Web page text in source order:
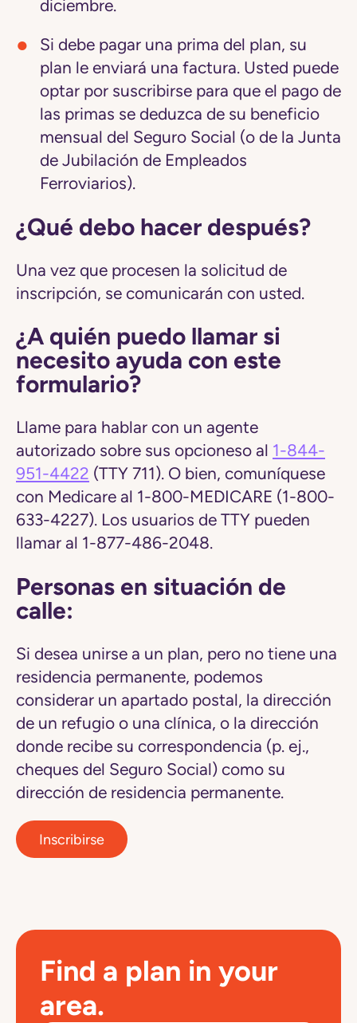
diciembre.
Si debe pagar una prima del plan, su
plan le enviará una factura. Usted puede
optar por suscribirse para que el pago de
las primas se deduzca de su beneficio
mensual del Seguro Social (o de la Junta
de Jubilación de Empleados
Ferroviarios).
¿Qué debo hacer después?
Una vez que procesen la solicitud de
inscripción, se comunicarán con usted.
¿A quién puedo llamar si
necesito ayuda con este
formulario?
Llame para hablar con un agente
autorizado sobre sus opcioneso al 1-844-
951-4422 (TTY 711). O bien, comuníquese
con Medicare al 1-800-MEDICARE (1-800-
633-4227). Los usuarios de TTY pueden
llamar al 1-877-486-2048.
Personas en situación de
calle:
Si desea unirse a un plan, pero no tiene una
residencia permanente, podemos
considerar un apartado postal, la dirección
de un refugio o una clínica, o la dirección
donde recibe su correspondencia (p. ej.,
cheques del Seguro Social) como su
dirección de residencia permanente.
Inscribirse
Find a plan in your
area.